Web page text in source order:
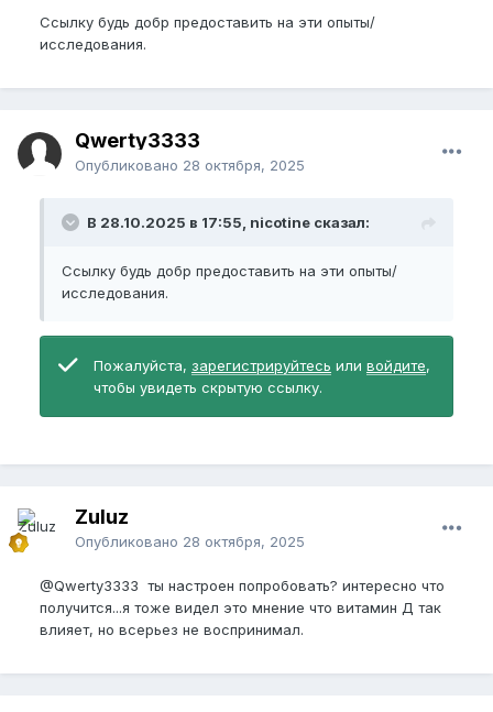
Ссылку будь добр предоставить на эти опыты/
исследования.
Qwerty3333
Опубликовано 28 октября, 2025
В 28.10.2025 в 17:55, nicotine сказал:
Ссылку будь добр предоставить на эти опыты/
исследования.
Пожалуйста, зарегистрируйтесь или войдите,
чтобы увидеть скрытую ссылку.
Zuluz
Опубликовано 28 октября, 2025
@Qwerty3333 ты настроен попробовать? интересно что
получится...я тоже видел это мнение что витамин Д так
влияет, но всерьез не воспринимал.